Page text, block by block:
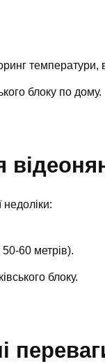
температури,
блоку по дому.
60 метрів).
блоку.